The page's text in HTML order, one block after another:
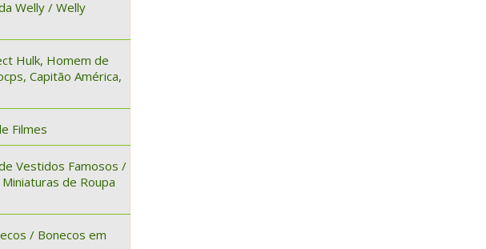
Welly / Welly
Hulk, Homem de
Capitão América,
Filmes
Vestidos Famosos /
de Roupa
/ Bonecos em